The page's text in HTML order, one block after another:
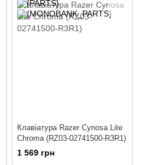
Клавіатура Razer Cynosa Lite
Chroma (RZ03-02741500-R3R1)
1 569 грн